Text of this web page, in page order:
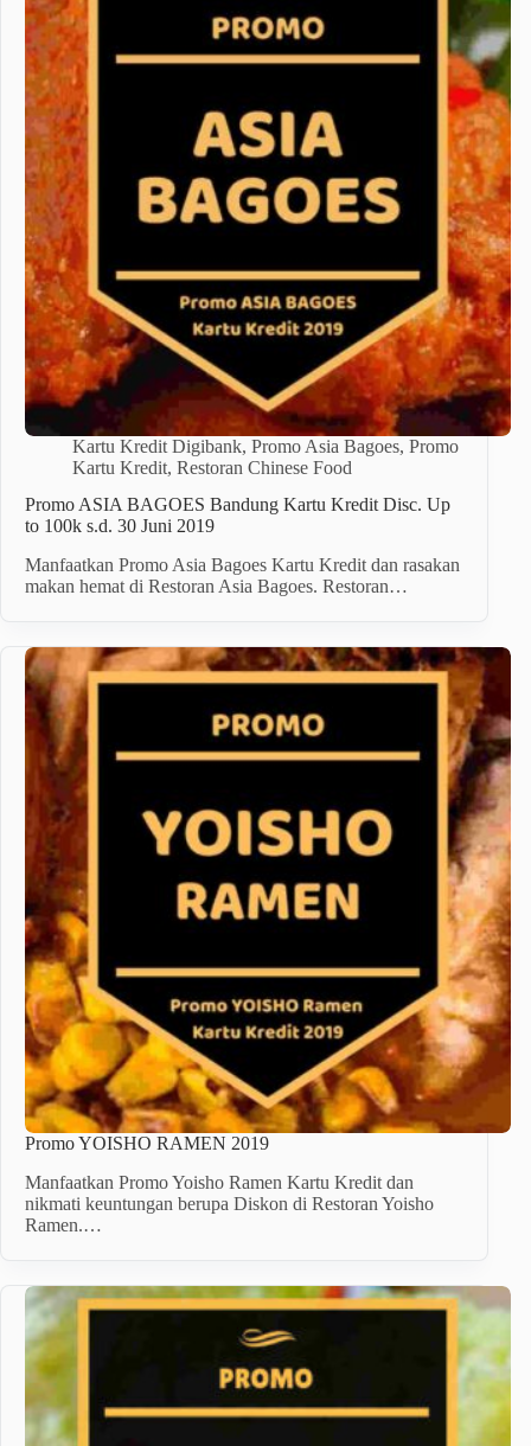
Kartu Kredit Digibank, Promo Asia Bagoes, Promo
Kartu Kredit, Restoran Chinese Food
Promo ASIA BAGOES Bandung Kartu Kredit Disc. Up
to 100k s.d. 30 Juni 2019
Manfaatkan Promo Asia Bagoes Kartu Kredit dan rasakan
makan hemat di Restoran Asia Bagoes. Restoran…
Promo YOISHO RAMEN 2019
Manfaatkan Promo Yoisho Ramen Kartu Kredit dan
nikmati keuntungan berupa Diskon di Restoran Yoisho
Ramen.…